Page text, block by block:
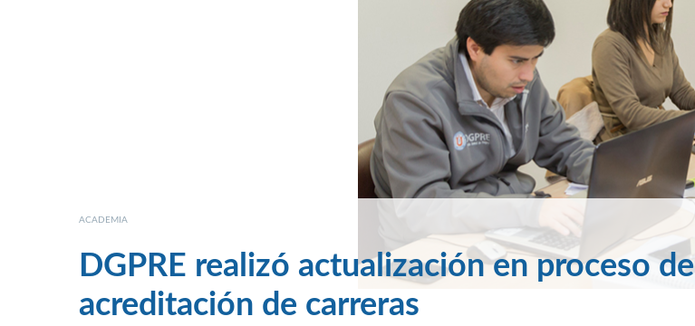
ACADEMIA
DGPRE realizó actualización en proceso de
acreditación de carreras